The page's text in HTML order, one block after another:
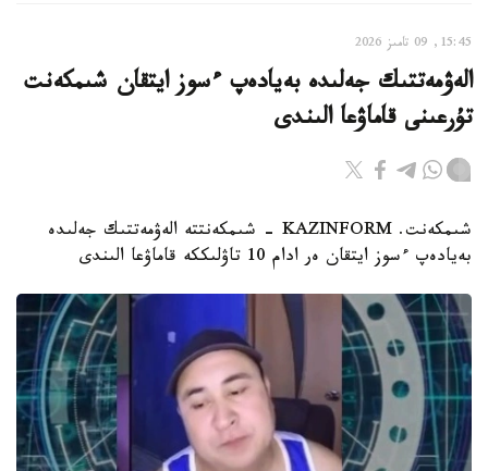
15:45, 09 تامىز 2026
الەۋمەتتىك جەلىدە بەيادەپ ءسوز ايتقان شىمكەنت
تۇرعىنى قاماۋعا الىندى
شىمكەنت. KAZINFORM - شىمكەنتتە الەۋمەتتىك جەلىدە
بەيادەپ ءسوز ايتقان ەر ادام 10 تاۋلىككە قاماۋعا الىندى